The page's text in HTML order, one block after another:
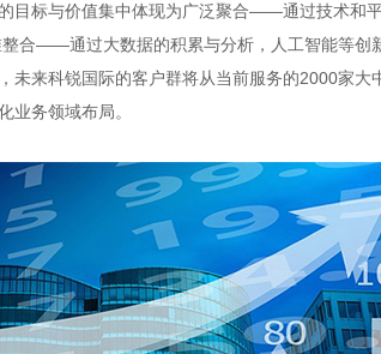
目标与价值集中体现为广泛聚合——通过技术
合——通过大数据的积累与分析，人工智能等创
未来科锐国际的客户群将从当前服务的2000家
业务领域布局。